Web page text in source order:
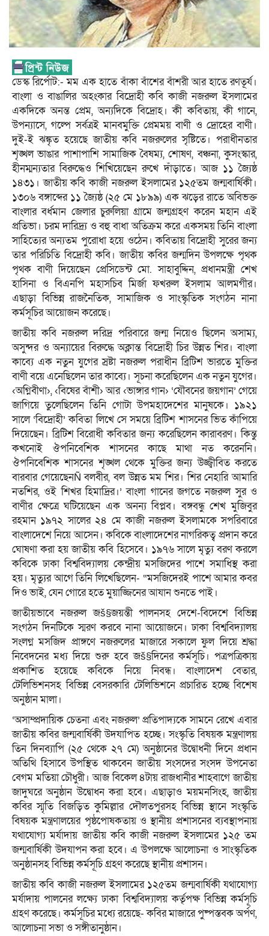
ডেস্ক রির্পোট:- মম এক হাতে বাঁকা বাঁশের বাঁশরী আর হাতে রণতূর্য।
বাংলা ও বাঙালির অহংকার বিদ্রোহী কবি কাজী নজরুল ইসলামের
একদিকে অনন্ত প্রেম, অন্যদিকে বিদ্রোহ। কী কবিতায়, কী গানে,
উপন্যাসে, গল্পে সর্বত্রই মানবমুক্তি প্রেমময় বাণী ও দ্রোহের বাণী।
দুই-ই ঝঙ্কৃত হয়েছে জাতীয় কবি নজরুলের সৃষ্টিতে। পরাধীনতার
শৃঙ্খল ভাঙার পাশাপাশি সামাজিক বৈষম্য, শোষণ, বঞ্চনা, কুসংস্কার,
হীনম্মন্যতার বিরুদ্ধেও শিখিয়েছেন রুখে দাঁড়াতে। আজ ১১ জ্যৈষ্ঠ
১৪৩১। জাতীয় কবি কাজী নজরুল ইসলামের ১২৫তম জন্মবার্ষিকী।
১৩০৬ বঙ্গাব্দের ১১ জ্যৈষ্ঠ (২৫ মে ১৮৯৯) এক ঝড়ের রাতে অবিভক্ত
বাংলার বর্ধমান জেলার চুরুলিয়া গ্রামে জন্মগ্রহণ করেন মহান এই
প্রতিভা। চরম দারিদ্র্য ও বহু বাধা অতিক্রম করে একসময় তিনি বাংলা
সাহিত্যের অন্যতম পুরোধা হয়ে ওঠেন। কবিতায় বিদ্রোহী সুরের জন্য
তার পরিচিতি বিদ্রোহী কবি। জাতীয় কবির জন্মদিন উপলক্ষে পৃথক
পৃথক বাণী দিয়েছেন প্রেসিডেন্ট মো. সাহাবুদ্দিন, প্রধানমন্ত্রী শেখ
হাসিনা ও বিএনপি মহাসচিব মির্জা ফখরুল ইসলাম আলমগীর।
এছাড়া বিভিন্ন রাজনৈতিক, সামাজিক ও সাংস্কৃতিক সংগঠন নানা
কর্মসূচির আয়োজন করেছে।
জাতীয় কবি নজরুল দরিদ্র পরিবারে জন্ম নিয়েও ছিলেন অসাম্য,
অসুন্দর ও অন্যায়ের বিরুদ্ধে অক্লান্ত বিদ্রোহী চির উন্নত শির। বাংলা
কাব্যে এক নতুন যুগের স্রষ্টা নজরুল পরাধীন ব্রিটিশ ভারতে মুক্তির
বাণী বয়ে এনেছিলেন তার কাব্যে। সূচনা করেছিলেন এক নতুন যুগের।
‹অগ্নিবীণা›, ‹বিষের বাঁশী› আর ‹ভাঙ্গার গান› ‘যৌবনের জয়গান’ গেয়ে
জাগিয়ে তুলেছিলেন তিনি গোটা উপমহাদেশের মানুষকে। ১৯২১
সালে ‘বিদ্রোহী’ কবিতা লিখে সে সময়ে ব্রিটিশ শাসনের ভিত কাঁপিয়ে
দিয়েছেন। ব্রিটিশ বিরোধী কবিতার জন্য করেছিলেন কারাবরণ। কিন্তু
কখনোই ঔপনিবেশিক শাসনের কাছে মাথা নত করেননি।
ঔপনিবেশিক শাসনের শৃঙ্খল থেকে মুক্তির জন্য উজ্জ্বীবিত করতে
বারবার গেয়েছেনÑ বলবীর, বল উন্নত মম শির। শির নেহারি আমারি
নতশির, ওই শিখর হিমাদ্রির।’ বাংলা গানের জগতে নজরুল সুর ও
বাণীর ক্ষেত্রে ঘটিয়েছেন এক অনন্য বিপ্লব। বঙ্গবন্ধু শেখ মুজিবুর
রহমান ১৯৭২ সালের ২৪ মে কাজী নজরুল ইসলামকে সপরিবারে
বাংলাদেশে নিয়ে আসেন। কবিকে বাংলাদেশের নাগরিকত্ব প্রদান করে
ঘোষণা করা হয় জাতীয় কবি হিসেবে। ১৯৭৬ সালে মৃত্যু বরণ করলে
কবিকে ঢাকা বিশ্ববিদ্যালয় কেন্দ্রীয় মসজিদের পাশে সমাধিস্থ করা
হয়। মৃত্যুর আগে তিনি লিখেছিলেন- “মসজিদেরই পাশে আমার কবর
দিও ভাই, যেন গোরে হতে মুয়াজ্জিনের আযান শুনতে পাই।
জাতীয়ভাবে নজরুল জš§জয়ন্তী পালনসহ দেশে-বিদেশে বিভিন্ন
সংগঠন দিনটিকে স্মরণ করবে নানা আয়োজনে। ঢাকা বিশ্ববিদ্যালয়
সংলগ্ন মসজিদ প্রাঙ্গণে নজরুলের মাজারে সকালে ফুল দিয়ে শ্রদ্ধা
নিবেদনের মধ্য দিয়ে শুরু হবে জš§দিনের কর্মসূচি। পত্রপত্রিকায়
প্রকাশিত হয়েছে কবিকে নিয়ে নিবন্ধ। বাংলাদেশ বেতার,
টেলিভিশনসহ বিভিন্ন বেসরকারি টেলিভিশনে প্রচারিত হচ্ছে বিশেষ
অনুষ্ঠান মালা।
‘অসাম্প্রদায়িক চেতনা এবং নজরুল’ প্রতিপাদ্যকে সামনে রেখে এবার
জাতীয় কবির জন্মবার্ষিকী উদযাপিত হচ্ছে। সংস্কৃতি বিষয়ক মন্ত্রণালয়
তিন দিনব্যাপি (২৫ থেকে ২৭ মে) অনুষ্ঠানের উদ্বোধনী দিনে প্রধান
অতিথি হিসাবে উপস্থিত থাকবেন জাতীয় সংসদের সংসদ উপনেতা
বেগম মতিয়া চৌধুরী। আজ বিকেল ৪টায় রাজধানীর শাহবাগে জাতীয়
জাদুঘরে অনুষ্ঠান উদ্বোধন করা হবে। এছাড়াও ময়মনসিংহ, জাতীয়
কবির স্মৃতি বিজড়িত কুমিল্লার দৌলতপুরসহ বিভিন্ন স্থানে সংস্কৃতি
বিষয়ক মন্ত্রণালয়ের পৃষ্ঠপোষকতায় ও স্থানীয় প্রশাসনের ব্যবস্থাপনায়
যথাযোগ্য মর্যাদায় জাতীয় কবি কাজী নজরুল ইসলামের ১২৫ তম
জন্মবার্ষিকী উদযাপন করা হবে। এ উপলক্ষে আলোচনা ও সাংস্কৃতিক
অনুষ্ঠানসহ বিভিন্ন কর্মসূচি গ্রহণ করেছে স্থানীয় প্রশাসন।
জাতীয় কবি কাজী নজরুল ইসলামের ১২৫তম জন্মবার্ষিকী যথাযোগ্য
মর্যাদায় পালনের লক্ষ্যে ঢাকা বিশ্ববিদ্যালয় কর্তৃপক্ষ বিভিন্ন কর্মসূচি
গ্রহণ করেছে। কর্মসূচির মধ্যে রয়েছে- কবির মাজারে পুষ্পস্তবক অর্পণ,
আলোচনা সভা ও সঙ্গীতানুষ্ঠান।